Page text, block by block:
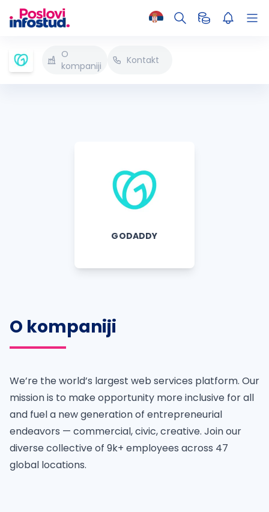
O
kompaniji
Kontakt
GODADDY
O kompaniji
We’re the world’s largest web services platform. Our
mission is to make opportunity more inclusive for all
and fuel a new generation of entrepreneurial
endeavors — commercial, civic, creative. Join our
diverse collective of 9k+ employees across 47
global locations.